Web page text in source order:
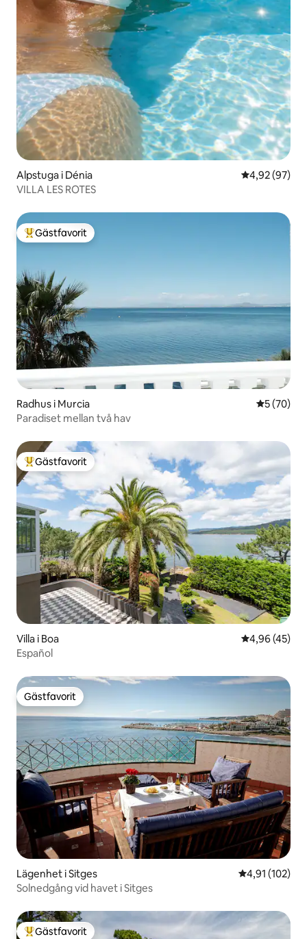
Alpstuga i Dénia 4,92 av 5 i
4,92 (97)
VILLA LES ROTES
Populär gästfavorit
Gästfavorit
Radhus i Murcia 5 av 5 i
5 (70)
Paradiset mellan två hav
Populär gästfavorit
Gästfavorit
Villa i Boa 4,96 av 5 i
4,96 (45)
Español
Gästfavorit
Gästfavorit
Lägenhet i Sitges 4,91 av 5 i
4,91 (102)
Solnedgång vid havet i Sitges
Gästfavorit